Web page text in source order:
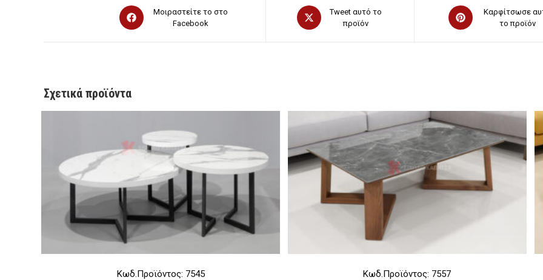
Opens
in
Μοιραστείτε το στο
Facebook
Opens
in
Tweet αυτό το
προϊόν
Opens
in
Καρφίτσωσε
το προϊόν
Σχετικά προϊόντα
Κωδ.Προϊόντος: 7545 Κωδ.Προϊόντος: 7557